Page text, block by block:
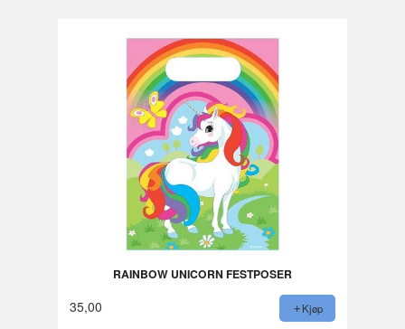
RAINBOW UNICORN FESTPOSER
35,00 Kjøp